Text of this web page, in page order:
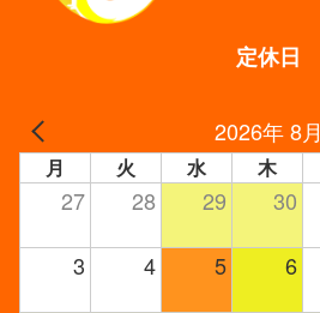
定休日
2026年 8月
月 火 水 木
27 28 29 30
3 4 5 6